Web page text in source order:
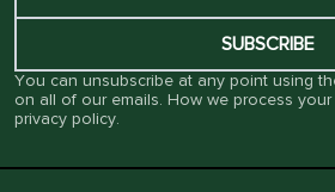
SUBSCRIBE
You can unsubscribe at any point using
on all of our emails. How we process
privacy policy.